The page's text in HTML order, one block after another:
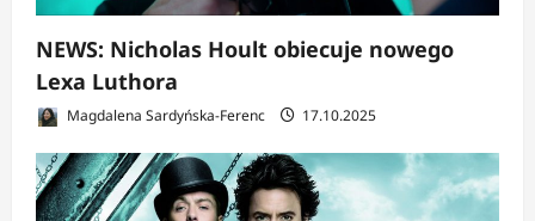
NEWS: Nicholas Hoult obiecuje nowego
Lexa Luthora
Magdalena Sardyńska-Ferenc 17.10.2025